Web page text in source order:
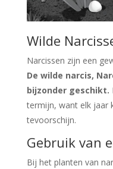
Wilde
Narcissen zijn een
De wilde narcis,
bijzonder geschikt.
termijn, want elk jaar
tevoorschijn.
Gebruik van
Bij het planten van